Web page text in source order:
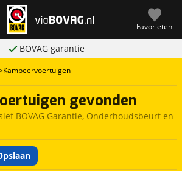
Favorieten
BOVAG garantie
Kampeervoertuigen
gevonden
BOVAG Garantie, Onderhoudsbeurt en